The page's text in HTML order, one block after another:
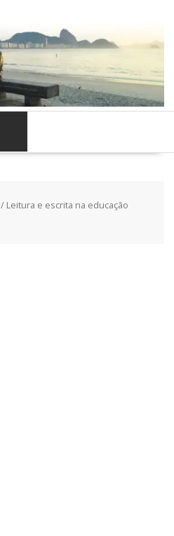
/ Leitura e escrita na educação